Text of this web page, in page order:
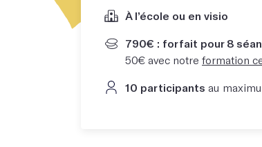
À l’école ou en visio
790€ : forfait pour 8
50€ avec notre formation
10 participants au